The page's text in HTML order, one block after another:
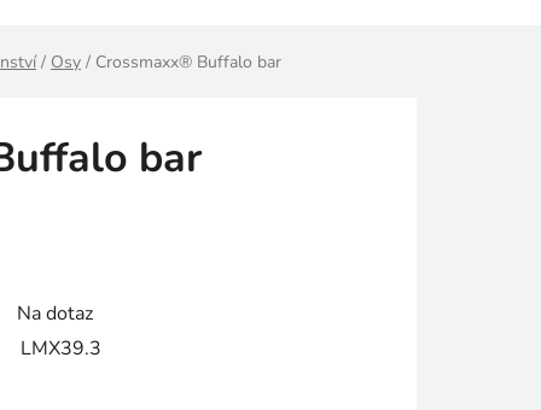
/ Osy / Crossmaxx® Buffalo bar
bar
Na dotaz
LMX39.3